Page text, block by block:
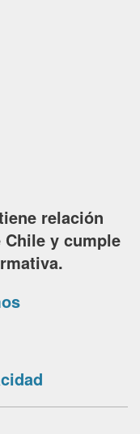
relación
y cumple